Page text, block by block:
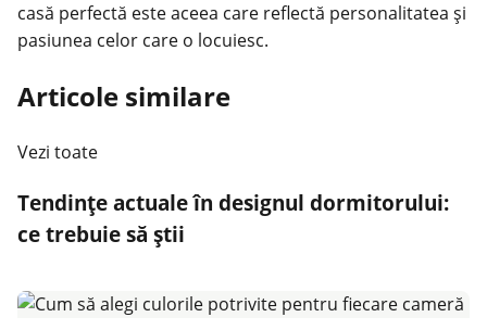
casă perfectă este aceea care reflectă personalitatea și
pasiunea celor care o locuiesc.
Articole similare
Vezi toate
Tendințe actuale în designul dormitorului:
ce trebuie să știi